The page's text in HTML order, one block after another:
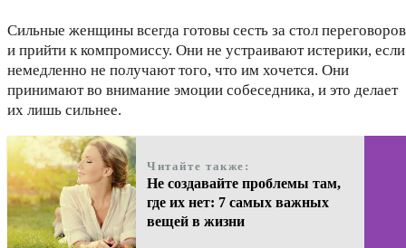
Сильные женщины всегда готовы сесть за стол переговоров
и прийти к компромиссу. Они не устраивают истерики, если
немедленно не получают того, что им хочется. Они
принимают во внимание эмоции собеседника, и это делает
их лишь сильнее.
Читайте также:
Не создавайте проблемы там,
где их нет: 7 самых важных
вещей в жизни